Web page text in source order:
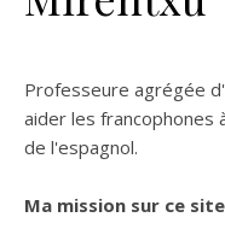
Professeure agrégée
aider les francophones
de l'espagnol.
Ma mission sur ce site